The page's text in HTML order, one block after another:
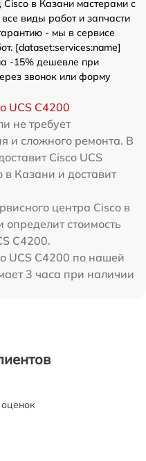
в Казани мастерами с
виды работ и запчасти
- мы в сервисе
[dataset:services:name]
-15% дешевле при
звонок или форму
UCS C4200
не требует
и сложного ремонта. В
Cisco UCS
в Казани и доставит
центра Cisco в
стоимость
C4200.
UCS C4200 по нашей
3 часа при наличии